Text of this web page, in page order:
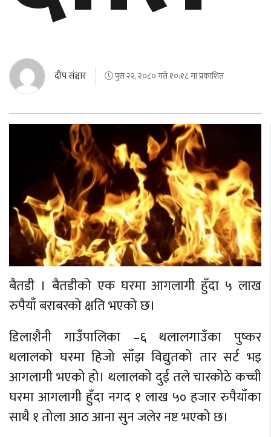
दीप संञ्चार पुस २२, २०८० गते १०:१८ मा प्रकाशित
बैतडी । बैतडीको एक घरमा आगलागी हुँदा ५ लाख
रुपैयाँ बराबरको क्षति भएको छ।
डिलाशैनी गाउँपालिका –६ थलालगाउँका पुष्कर
थलालको घरमा हिजो साँझ विद्युतको तार सर्ट भइ
आगलागी भएको हो। थलालको दुई तले चारकोठे कच्ची
घरमा आगलागी हुँदा नगद १ लाख ५० हजार रुपैयाँका
साथै १ तोला आठ आना सुन जलेर नष्ट भएको छ।